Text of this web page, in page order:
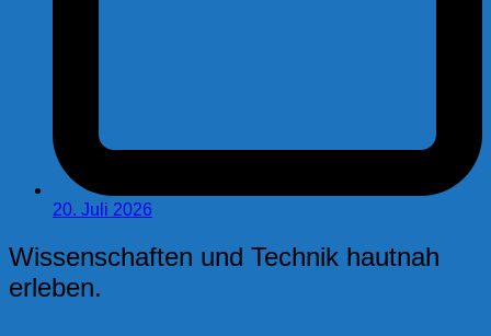
20. Juli 2026
Wissenschaften und Technik hautnah
erleben.